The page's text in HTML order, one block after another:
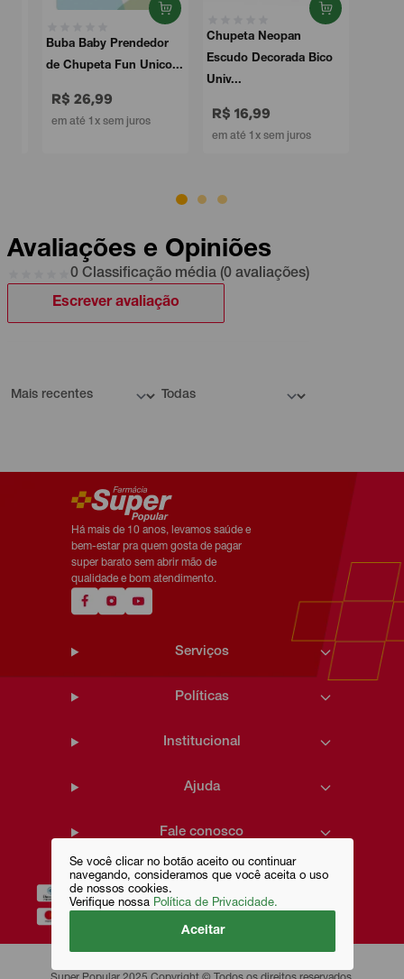
Se você clicar no botão aceito ou continuar
navegando, consideramos que você aceita o uso
de nossos cookies.
Verifique nossa Política de Privacidade.
Aceitar
Buba Baby Prendedor
de Chupeta Fun Unico...
R$ 26,99
em até 1x sem juros
Chupeta Neopan
Escudo Decorada Bico
Univ...
R$ 16,99
em até 1x sem juros
Avaliações e Opiniões
0 Classificação média (0 avaliações)
Escrever avaliação
Há mais de 10 anos, levamos saúde e
bem-estar pra quem gosta de pagar
super barato sem abrir mão de
qualidade e bom atendimento.
Serviços
Políticas
Institucional
Ajuda
Fale conosco